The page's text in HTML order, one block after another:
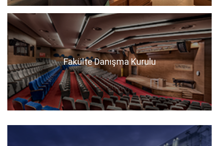
Fakülte Danışma Kurulu